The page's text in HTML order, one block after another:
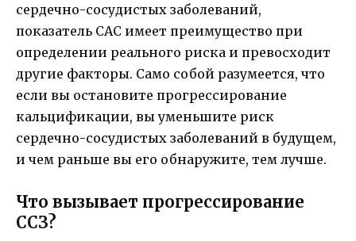
сердечно-сосудистых заболеваний,
показатель CAC имеет преимущество при
определении реального риска и превосходит
другие факторы. Само собой разумеется, что
если вы остановите прогрессирование
кальцификации, вы уменьшите риск
сердечно-сосудистых заболеваний в будущем,
и чем раньше вы его обнаружите, тем лучше.
Что вызывает прогрессирование
ССЗ?